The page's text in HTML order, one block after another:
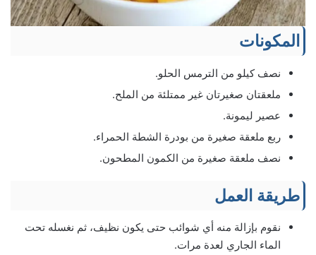
المكونات
نصف كيلو من الترمس الحلو.
ملعقتان صغيرتان غير ممتلئة من الملح.
عصير ليمونة.
ربع ملعقة صغيرة من بودرة الشطة الحمراء.
نصف ملعقة صغيرة من الكمون المطحون.
طريقة العمل
نقوم بإزالة منه أي شوائب حتى يكون نظيف، ثم نغسله تحت
الماء الجاري لعدة مرات.